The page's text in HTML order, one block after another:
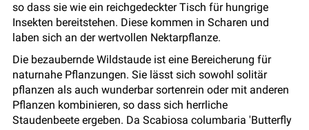
so dass sie wie ein reichgedeckter Tisch für hungrige
Insekten bereitstehen. Diese kommen in Scharen und
laben sich an der wertvollen Nektarpflanze.
Die bezaubernde Wildstaude ist eine Bereicherung für
naturnahe Pflanzungen. Sie lässt sich sowohl solitär
pflanzen als auch wunderbar sortenrein oder mit anderen
Pflanzen kombinieren, so dass sich herrliche
Staudenbeete ergeben. Da Scabiosa columbaria 'Butterfly